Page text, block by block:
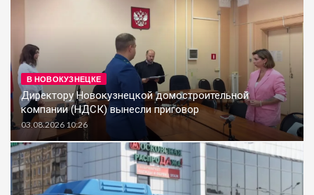
В НОВОКУЗНЕЦКЕ
Директору Новокузнецкой домостроительной
компании (НДСК) вынесли приговор
03.08.2026 10:26